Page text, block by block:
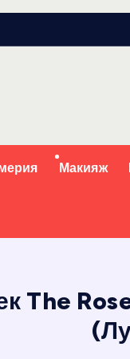
Макияж
The